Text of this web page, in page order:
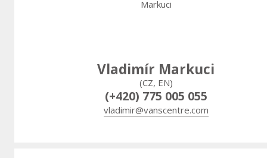
Vladimír Markuci
(CZ, EN)
(+420) 775 005 055
vladimir@vanscentre.com